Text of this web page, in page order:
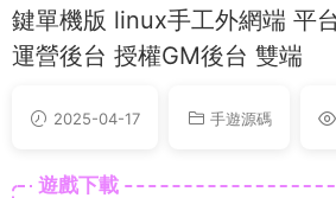
鍵單機版 linux手工外網端 平
運營後台 授權GM後台 雙端
2025-04-17 手遊源碼
遊戲下載